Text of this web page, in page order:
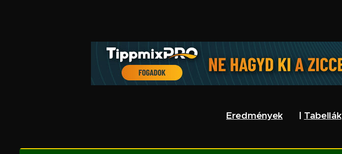
Eredmények 🔥 | Tabellák